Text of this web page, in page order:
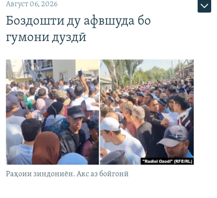
Август 06, 2026
Боздошти ду афвшуда бо
гумони дуздӣ
Раҳоии зиндониён. Акс аз бойгонӣ